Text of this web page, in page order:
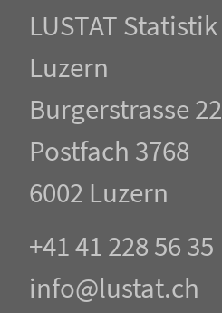
LUSTAT Statistik
Luzern
Burgerstrasse 22
Postfach 3768
6002 Luzern
+41 41 228 56 35
info@lustat.ch